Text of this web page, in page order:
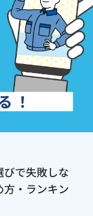
で失敗しな
・ランキン